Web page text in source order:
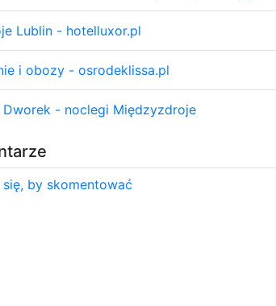
Lublin - hotelluxor.pl
i obozy - osrodeklissa.pl
Dworek - noclegi Międzyzdroje
się, by skomentować